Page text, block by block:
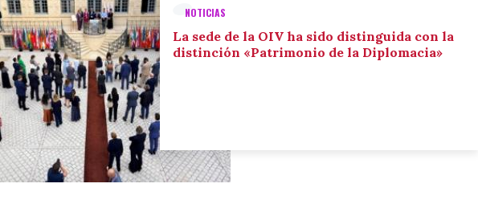
NOTICIAS
La sede de la OIV ha sido distinguida con la
distinción «Patrimonio de la Diplomacia»